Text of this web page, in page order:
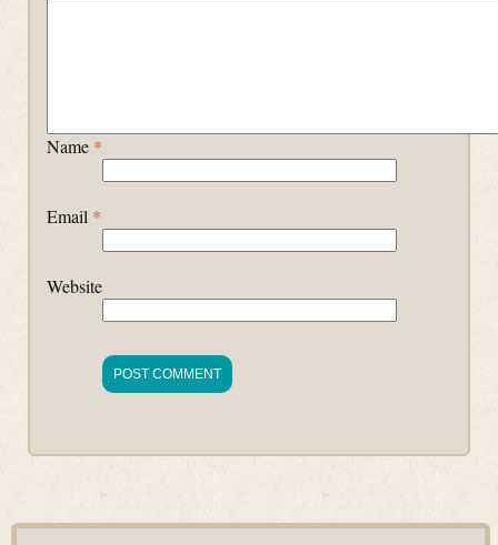
Name *
Email *
Website